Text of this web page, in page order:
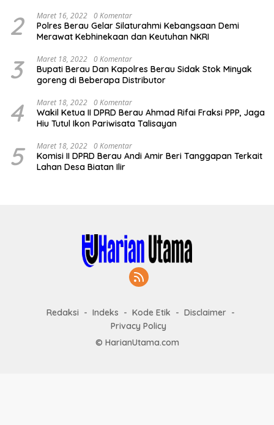
2 Maret 16, 2022 0 Komentar
Polres Berau Gelar Silaturahmi Kebangsaan Demi
Merawat Kebhinekaan dan Keutuhan NKRI
3 Maret 18, 2022 0 Komentar
Bupati Berau Dan Kapolres Berau Sidak Stok Minyak
goreng di Beberapa Distributor
4 Maret 18, 2022 0 Komentar
Wakil Ketua II DPRD Berau Ahmad Rifai Fraksi PPP, Jaga
Hiu Tutul Ikon Pariwisata Talisayan
5 Maret 18, 2022 0 Komentar
Komisi II DPRD Berau Andi Amir Beri Tanggapan Terkait
Lahan Desa Biatan Ilir
Redaksi Indeks Kode Etik
Disclaimer
Privacy Policy
© HarianUtama.com